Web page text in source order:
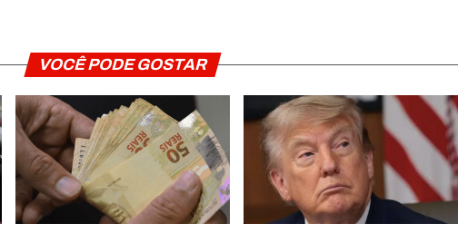
VOCÊ PODE GOSTAR